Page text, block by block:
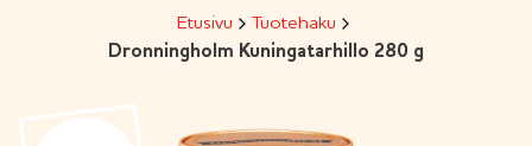
Etusivu
Tuotehaku
Dronningholm Kuningatarhillo 280 g